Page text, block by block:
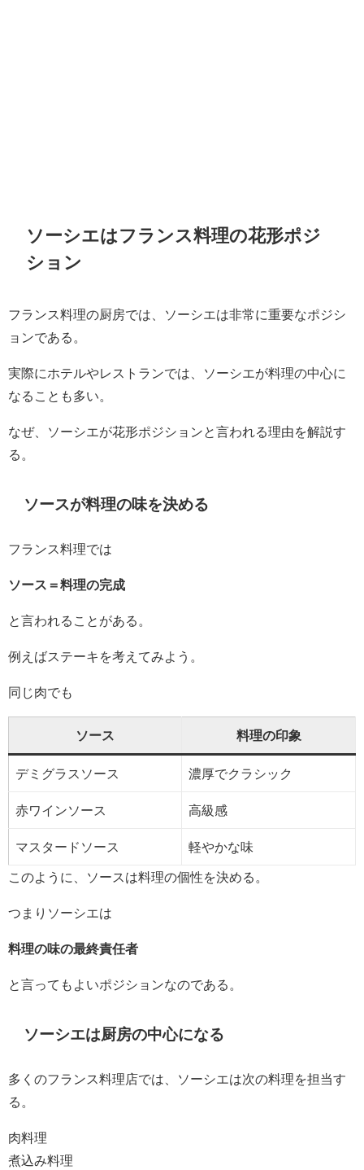
ソーシエはフランス料理の花形ポジ
ション
フランス料理の厨房では、ソーシエは非常に重要なポジシ
ョンである。
実際にホテルやレストランでは、ソーシエが料理の中心に
なることも多い。
なぜ、ソーシエが花形ポジションと言われる理由を解説す
る。
ソースが料理の味を決める
フランス料理では
ソース＝料理の完成
と言われることがある。
例えばステーキを考えてみよう。
同じ肉でも
ソース 料理の印象
デミグラスソース 濃厚でクラシック
赤ワインソース 高級感
マスタードソース 軽やかな味
このように、ソースは料理の個性を決める。
つまりソーシエは
料理の味の最終責任者
と言ってもよいポジションなのである。
ソーシエは厨房の中心になる
多くのフランス料理店では、ソーシエは次の料理を担当す
る。
肉料理
煮込み料理